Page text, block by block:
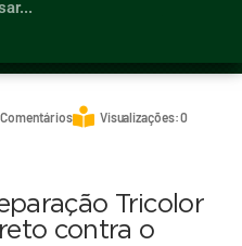
Comentários Visualizações: 0
Tricolor
contra o